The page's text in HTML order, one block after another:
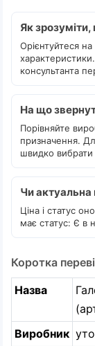
Як
Орієнтуйтеся
консультанта
На що
Порівняйте
призначення.
швидко вибрати
Чи актуальна
Ціна і статус
має статус: Є в
Коротка
Назва
Виробник